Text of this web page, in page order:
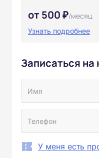
от 500 ₽/месяц
Узнать подробнее
Записаться на
У меня есть